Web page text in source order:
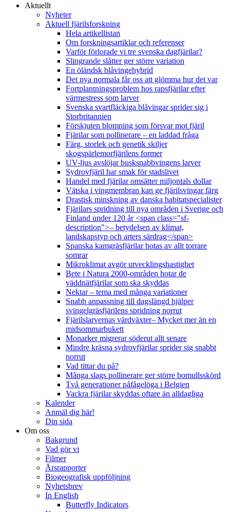
Aktuellt
Nyheter
Aktuell fjärilsforskning
Hela artikellistan
Om forskningsartiklar och referenser
Varför förlorade vi tre svenska dagfjärilar?
Slingrande slåtter ger större variation
En öländsk blåvingehybrid
Det nya normala får oss att glömma hur det var
Fortplantningsproblem hos rapsfjärilar efter
värmestress som larver
Svenska svartfläckiga blåvingar sprider sig i
Storbritannien
Förskjuten blomning som försvar mot fjäril
Fjärilar som pollinerare – en laddad fråga
Färg, storlek och genetik skiljer
skogspärlemorfjärilens former
UV-ljus avslöjar busksnabbvingens larver
Sydrovfjäril har smak för stadslivet
Handel med fjärilar omsätter miljontals dollar
Vätska i vingmembran kan ge fjärilsvingar färg
Drastisk minskning av danska habitatspecialister
Fjärilars spridning till nya områden i Sverige och
Finland under 120 år <span class="sf-
description">– betydelsen av klimat,
landskapstyp och arters särdrag</span>
Spanska kamgräsfjärilar hotas av allt torrare
somrar
Mikroklimat avgör utvecklingshastighet
Bete i Natura 2000-områden hotar de
väddnätfjärilar som ska skyddas
Nektar – tema med många variationer
Snabb anpassning till dagslängd hjälper
svingelgräsfjärilens spridning norrut
Fjärilslarvernas värdväxter– Mycket mer än en
midsommarbukett
Monarker migrerar söderut allt senare
Mindre kräsna sydrovfjärilar sprider sig snabbt
norrut
Vad tittar du på?
Många slags pollinerare ger större bomullsskörd
Två generationer påfågelöga i Belgien
Vackra fjärilar skyddas oftare än alldagliga
Kalender
Anmäl dig här!
Din sida
Om oss
Bakgrund
Vad gör vi
Filmer
Årsrapporter
Biogeografisk uppföljning
Nyhetsbrev
In English
Butterfly Indicators